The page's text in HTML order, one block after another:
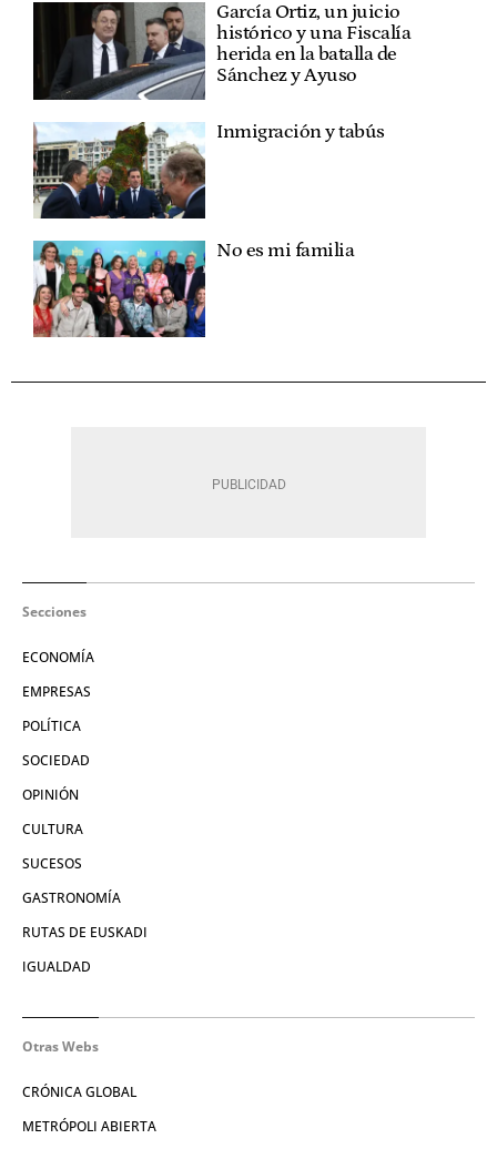
García Ortiz, un juicio
histórico y una Fiscalía
herida en la batalla de
Sánchez y Ayuso
Inmigración y tabús
No es mi familia
Secciones
ECONOMÍA
EMPRESAS
POLÍTICA
SOCIEDAD
OPINIÓN
CULTURA
SUCESOS
GASTRONOMÍA
RUTAS DE EUSKADI
IGUALDAD
Otras Webs
CRÓNICA GLOBAL
METRÓPOLI ABIERTA